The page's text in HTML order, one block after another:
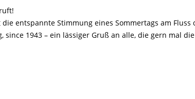
entspannte Stimmung eines Sommertags am
1943 – ein lässiger Gruß an alle, die gern mal